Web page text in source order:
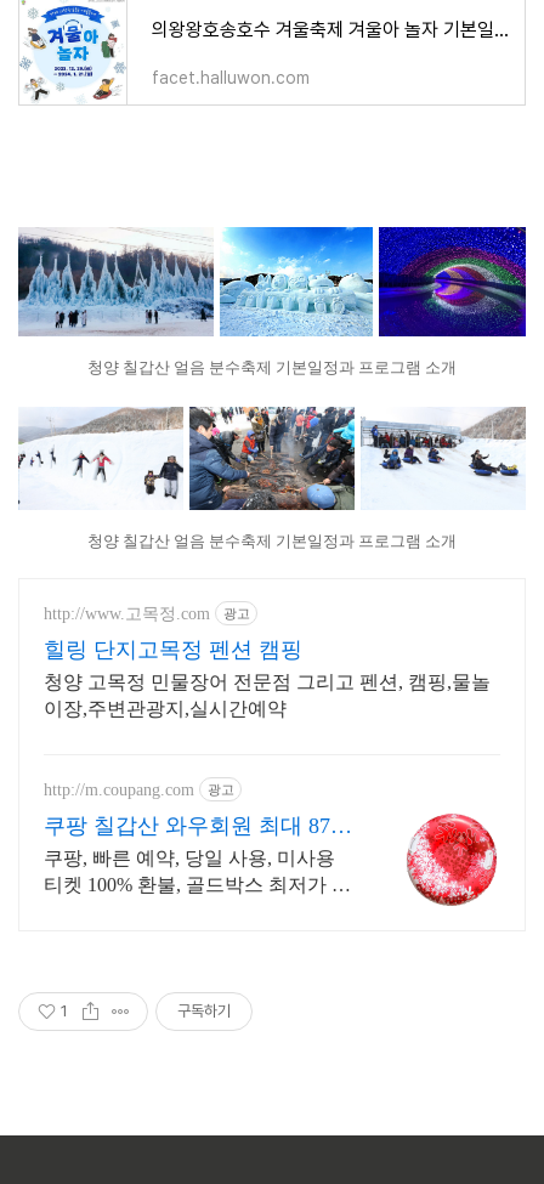
의왕왕호송호수 겨울축제 겨울아 놀자 기본일정과 프로그램 소개
facet.halluwon.com
청양 칠갑산 얼음 분수축제 기본일정과 프로그램 소개
청양 칠갑산 얼음 분수축제 기본일정과 프로그램 소개
http://www.고목정.com 광고
힐링 단지고목정 펜션 캠핑
청양 고목정 민물장어 전문점 그리고 펜션, 캠핑,물놀
이장,주변관광지,실시간예약
http://m.coupang.com 광고
쿠팡 칠갑산 와우회원 최대 87%
할인
쿠팡, 빠른 예약, 당일 사용, 미사용
티켓 100% 환불, 골드박스 최저가 보
1 구독하기